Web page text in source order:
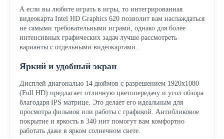
А если вы любите играть в игры, то интегрированная
видеокарта Intel HD Graphics 620 позволит вам наслаждаться
не самыми требовательными играми, однако для более
интенсивных графических задач лучше рассмотреть
варианты с отдельными видеокартами.
Яркий и удобный экран
Дисплей диагональю 14 дюймов с разрешением 1920x1080
(Full HD) предлагает отличную цветопередачу и угол обзора
благодаря IPS матрице. Это делает его идеальным для
просмотра фильмов или работы с графикой. Антибликовое
покрытие и яркость в 340 нит помогут вам комфортно
работать даже в ярком солнечном свете.